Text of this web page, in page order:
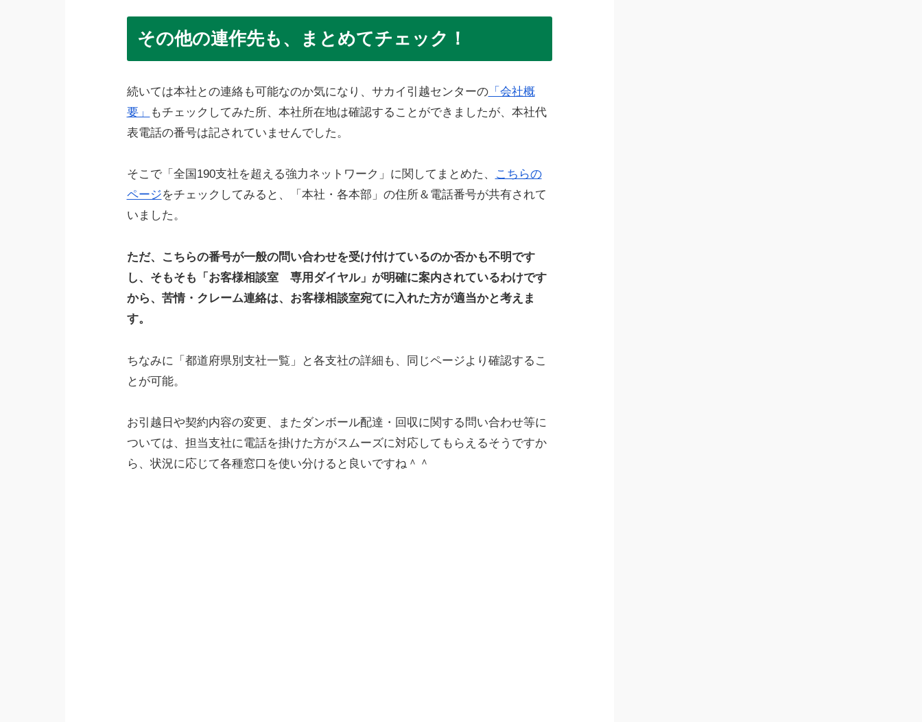
その他の連作先も、まとめてチェック！
続いては本社との連絡も可能なのか気になり、サカイ引越センターの「会社概
要」
もチェックしてみた所、本社所在地は確認することができましたが、本社代
表電話の番号は記されていませんでした。
そこで「全国190支社を超える強力ネットワーク」に関してまとめた、
こちらの
ページをチェックしてみると、「本社・各本部」の住所＆電話番号が共有されて
いました。
ただ、こちらの番号が一般の問い合わせを受け付けているのか否かも不明です
し、そもそも「お客様相談室 専用ダイヤル」が明確に案内されているわけです
から、苦情・クレーム連絡は、お客様相談室宛てに入れた方が適当かと考えま
す。
ちなみに「都道府県別支社一覧」と各支社の詳細も、同じページより確認するこ
とが可能。
お引越日や契約内容の変更、またダンボール配達・回収に関する問い合わせ等に
ついては、担当支社に電話を掛けた方がスムーズに対応してもらえるそうですか
ら、状況に応じて各種窓口を使い分けると良いですね＾＾